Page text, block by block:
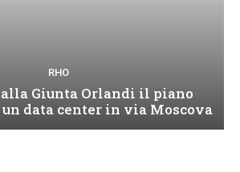
RHO
Giunta Orlandi il piano
data center in via Moscova